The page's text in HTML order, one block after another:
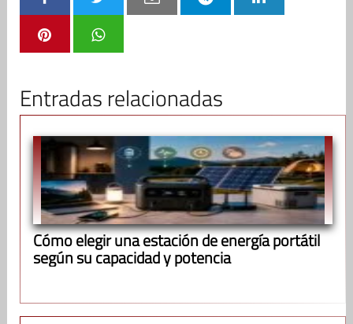
Entradas relacionadas
Cómo elegir una estación de energía portátil
según su capacidad y potencia